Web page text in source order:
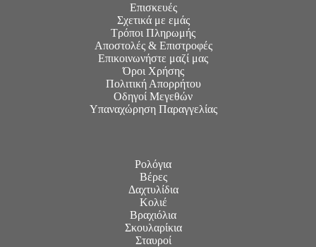
Επισκευές
Σχετικά με εμάς
Τρόποι Πληρωμής
Αποστολές & Επιστροφές
Επικοινωνήστε μαζί μας
Όροι Χρήσης
Πολιτική Απορρήτου
Οδηγοί Μεγεθών
Υπαναχώρηση Παραγγελίας
Ρολόγια
Βέρες
Δαχτυλίδια
Κολιέ
Βραχιόλια
Σκουλαρίκια
Σταυροί